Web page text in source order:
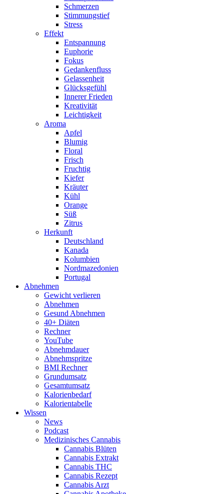
Schmerzen
Stimmungstief
Stress
Effekt
Entspannung
Euphorie
Fokus
Gedankenfluss
Gelassenheit
Glücksgefühl
Innerer Frieden
Kreativität
Leichtigkeit
Aroma
Apfel
Blumig
Floral
Frisch
Fruchtig
Kiefer
Kräuter
Kühl
Orange
Süß
Zitrus
Herkunft
Deutschland
Kanada
Kolumbien
Nordmazedonien
Portugal
Abnehmen
Gewicht verlieren
Abnehmen
Gesund Abnehmen
40+ Diäten
Rechner
YouTube
Abnehmdauer
Abnehmspritze
BMI Rechner
Grundumsatz
Gesamtumsatz
Kalorienbedarf
Kalorientabelle
Wissen
News
Podcast
Medizinisches Cannabis
Cannabis Blüten
Cannabis Extrakt
Cannabis THC
Cannabis Rezept
Cannabis Arzt